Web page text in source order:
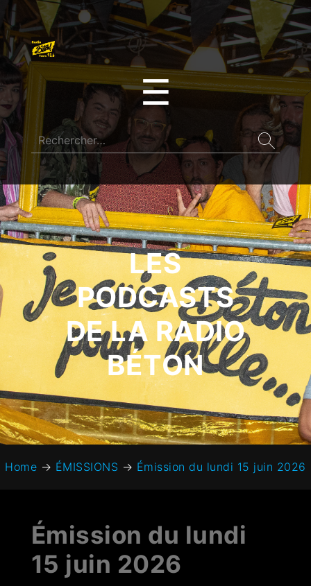
☰
LES
PODCASTS
DE LA RADIO
BÉTON
Home → ÉMISSIONS → Émission du lundi 15 juin 2026
Émission du lundi
15 juin 2026